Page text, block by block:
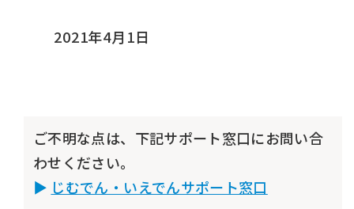
2021年4月1日
ご不明な点は、下記サポート窓口にお問い合
わせください。
じむでん・いえでんサポート窓口